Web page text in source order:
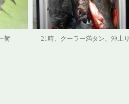
荷 21時、クーラー満タン、沖上り